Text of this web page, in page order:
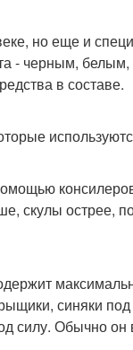
но еще и
- черным,
в составе.
скулы острее,
синяки
силу. Обычно он